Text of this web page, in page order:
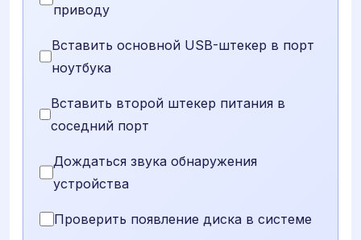
приводу
Вставить основной USB-штекер в порт
ноутбука
Вставить второй штекер питания в
соседний порт
Дождаться звука обнаружения
устройства
Проверить появление диска в системе